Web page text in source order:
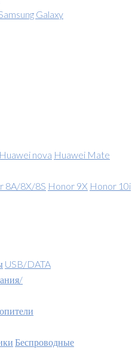
Galaxy
Huawei nova Huawei Mate
8A/8X/8S Honor 9X Honor 10i
USB/DATA
Беспроводные